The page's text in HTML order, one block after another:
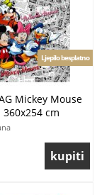
Mickey Mouse
360x254 cm
Ljepilo besplatno